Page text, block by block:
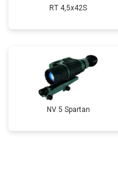
RT 4,5х42S
NV 5 Spartan